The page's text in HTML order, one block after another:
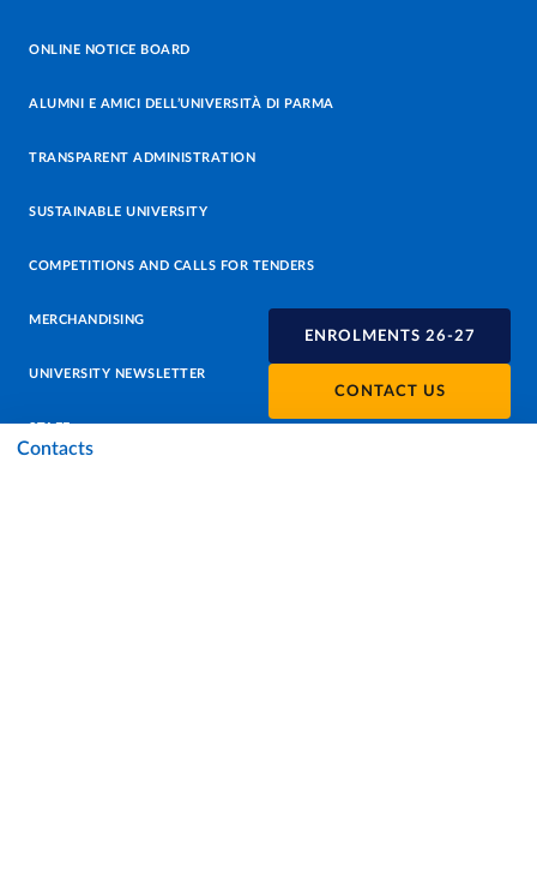
ENROLMENTS 26-27
CONTACT US
Contacts
ONLINE NOTICE BOARD
ALUMNI E AMICI DELL’UNIVERSITÀ DI PARMA
TRANSPARENT ADMINISTRATION
SUSTAINABLE UNIVERSITY
COMPETITIONS AND CALLS FOR TENDERS
MERCHANDISING
UNIVERSITY NEWSLETTER
STAFF